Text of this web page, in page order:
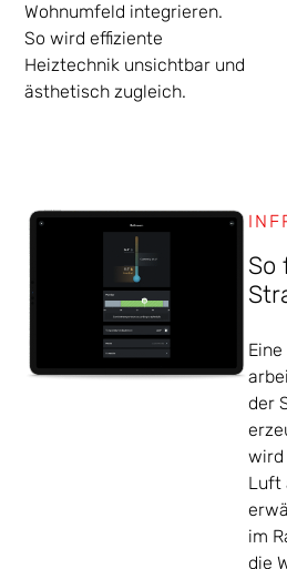
Wohnumfeld integrieren.
So wird effiziente
Heiztechnik unsichtbar und
ästhetisch zugleich.
So
der
wird
Luft
im
die